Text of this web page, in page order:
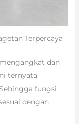
Terpercaya
dan
ternyata
fungsi
dengan